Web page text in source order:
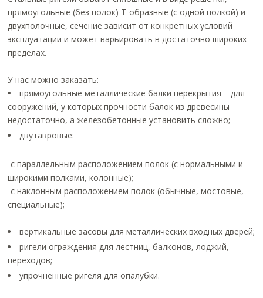
прямоугольные (без полок) Т-образные (с одной полкой) и
двухполочные, сечение зависит от конкретных условий
эксплуатации и может варьировать в достаточно широких
пределах.
У нас можно заказать:
прямоугольныеметаллические балки перекрытия – для
сооружений, у которых прочности балок из древесины
недостаточно, а железобетонные установить сложно;
двутавровые:
-с параллельным расположением полок (с нормальными и
широкими полками, колонные);
-с наклонным расположением полок (обычные, мостовые,
специальные);
вертикальные засовы для металлических входных дверей;
ригели ограждения для лестниц, балконов, лоджий,
переходов;
упрочненные ригеля для опалубки.